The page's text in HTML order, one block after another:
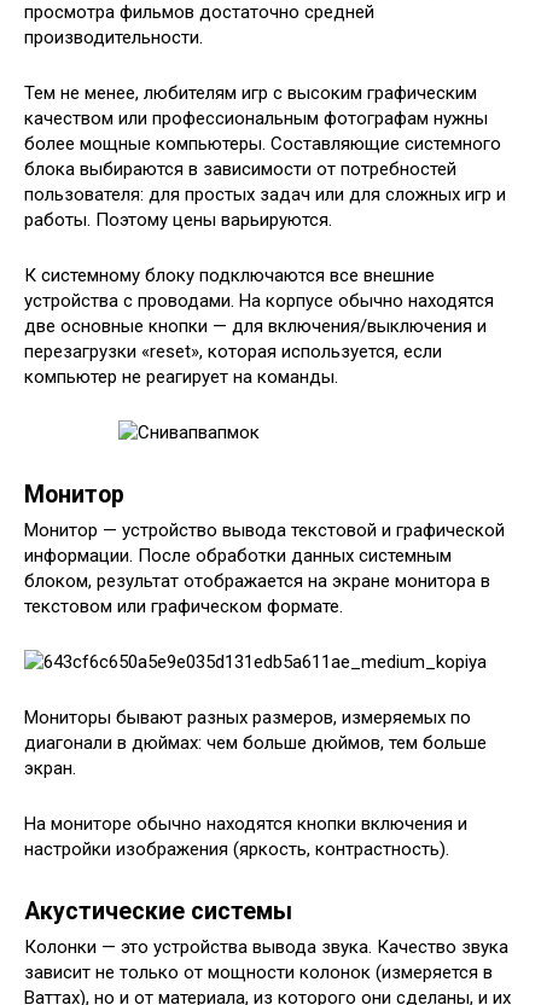
просмотра фильмов достаточно средней
производительности.
Тем не менее, любителям игр с высоким графическим
качеством или профессиональным фотографам нужны
более мощные компьютеры. Составляющие системного
блока выбираются в зависимости от потребностей
пользователя: для простых задач или для сложных игр и
работы. Поэтому цены варьируются.
К системному блоку подключаются все внешние
устройства с проводами. На корпусе обычно находятся
две основные кнопки — для включения/выключения и
перезагрузки «reset», которая используется, если
компьютер не реагирует на команды.
Монитор
Монитор — устройство вывода текстовой и графической
информации. После обработки данных системным
блоком, результат отображается на экране монитора в
текстовом или графическом формате.
Мониторы бывают разных размеров, измеряемых по
диагонали в дюймах: чем больше дюймов, тем больше
экран.
На мониторе обычно находятся кнопки включения и
настройки изображения (яркость, контрастность).
Акустические системы
Колонки — это устройства вывода звука. Качество звука
зависит не только от мощности колонок (измеряется в
Ваттах), но и от материала, из которого они сделаны, и их